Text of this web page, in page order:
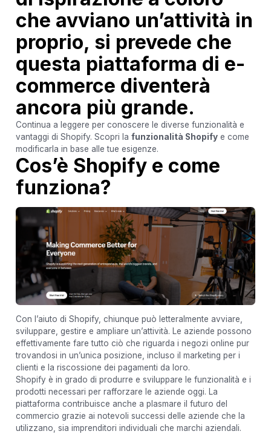
che avviano un’attività in
proprio, si prevede che
questa piattaforma di e-
commerce diventerà
ancora più grande.
Continua a leggere per conoscere le diverse funzionalità e
vantaggi di Shopify. Scopri la funzionalità Shopifye come
modificarla in base alle tue esigenze.
Cos’è Shopify e come
funziona?
Con l’aiuto di Shopify, chiunque può letteralmente avviare,
sviluppare, gestire e ampliare un’attività. Le aziende possono
effettivamente fare tutto ciò che riguarda i negozi online pur
trovandosi in un’unica posizione, incluso il marketing per i
clienti e la riscossione dei pagamenti da loro.
Shopify è in grado di produrre e sviluppare le funzionalità e i
prodotti necessari per rafforzare le aziende oggi. La
piattaforma contribuisce anche a plasmare il futuro del
commercio grazie ai notevoli successi delle aziende che la
utilizzano, sia imprenditori individuali che marchi aziendali.